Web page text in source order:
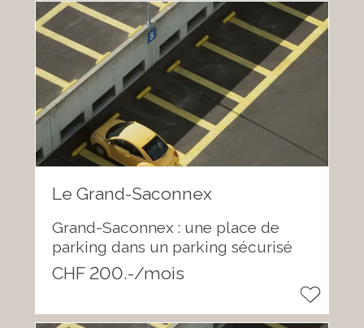
Le Grand-Saconnex
Grand-Saconnex : une place de
parking dans un parking sécurisé
CHF 200.-/mois